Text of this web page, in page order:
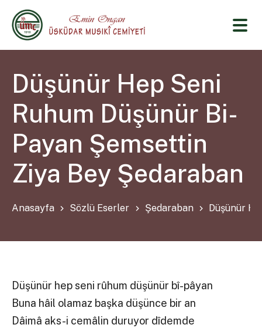
Düşünür Hep Seni
Ruhum Düşünür Bi-
Payan Şemsettin
Ziya Bey Şedaraban
Anasayfa Sözlü Eserler Şedaraban Düşünür
Düşünür hep seni rûhum düşünür bî-pâyan
Buna hâil olamaz başka düşünce bir an
Dâimâ aks-i cemâlin duruyor dîdemde